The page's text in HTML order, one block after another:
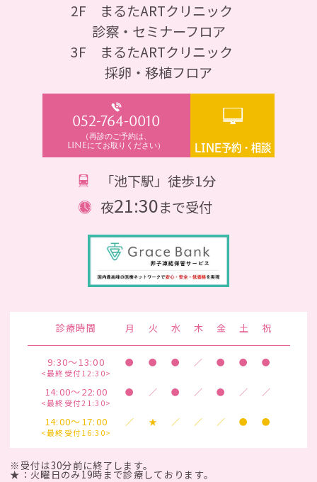
2F まるたARTクリニック
診察・セミナーフロア
3F まるたARTクリニック
採卵・移植フロア
052-764-0010
（再診のご予約は、
LINEにてお取りください） LINE予約・相談
「池下駅」徒歩1分
夜21:30まで受付
診療時間 月 火 水 木 金 土 祝
9:30～13:00
<最終受付12:30>
● ● ● ／ ● ● ●
14:00～22:00
<最終受付21:30>
● ／ ● ／ ● ／ ／
14:00～17:00
<最終受付16:30>
／ ★ ／ ／ ／ ● ●
※受付は30分前に終了します。
★：火曜日のみ19時まで診療しております。